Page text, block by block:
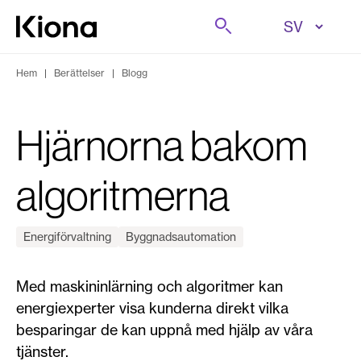
Hoppa till innehåll
Gå till hemsidan
Sök på
Hem | Berättelser | Blogg
Hjärnorna bakom
algoritmerna
Energiförvaltning Byggnadsautomation
Med maskininlärning och algoritmer kan
energiexperter visa kunderna direkt vilka
besparingar de kan uppnå med hjälp av våra
tjänster.